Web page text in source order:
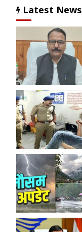
Latest News